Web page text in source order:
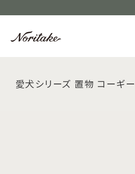
愛犬シリーズ 置物 コーギー